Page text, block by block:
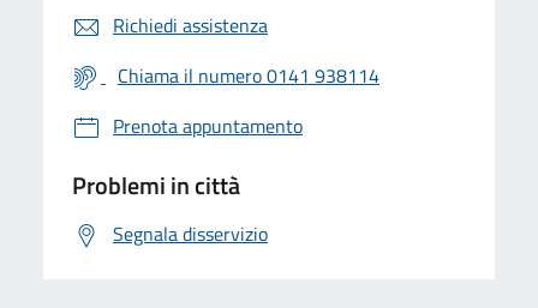
Richiedi assistenza
Chiama il numero 0141 938114
Prenota appuntamento
Problemi in città
Segnala disservizio